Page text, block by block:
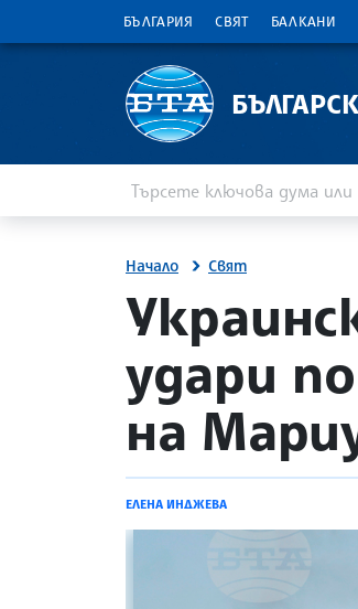
БЪЛГАРИЯ СВЯТ БАЛКАНИ
Начало Свят
site.bta
удари
на
ЕЛЕНА ИНДЖЕВА